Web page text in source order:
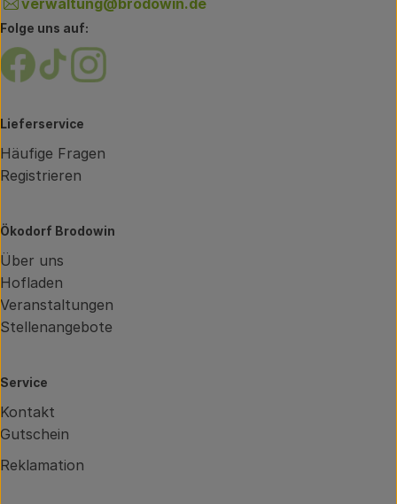
verwaltung@brodowin.de
Folge uns auf:
Externer Link zu https://www.facebook.com/
Externer Link zu https://www.tiktok.com/
Externer Link zu https://
Lieferservice
Häufige Fragen
Registrieren
Ökodorf Brodowin
Über uns
Hofladen
Veranstaltungen
Stellenangebote
Service
Kontakt
Gutschein
Reklamation